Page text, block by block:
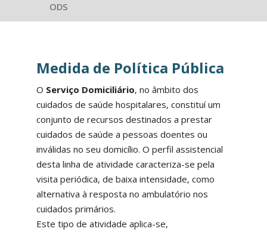
ODS
Medida de Política Pública
O Serviço Domiciliário, no âmbito dos
cuidados de saúde hospitalares, constituí um
conjunto de recursos destinados a prestar
cuidados de saúde a pessoas doentes ou
inválidas no seu domicílio. O perfil assistencial
desta linha de atividade caracteriza-se pela
visita periódica, de baixa intensidade, como
alternativa à resposta no ambulatório nos
cuidados primários.
Este tipo de atividade aplica-se,